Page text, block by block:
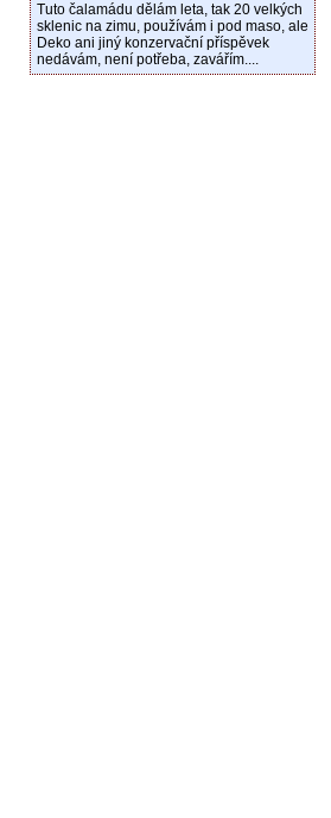
Tuto čalamádu dělám leta, tak 20 velkých
sklenic na zimu, používám i pod maso, ale
Deko ani jiný konzervační příspěvek
nedávám, není potřeba, zavářím....